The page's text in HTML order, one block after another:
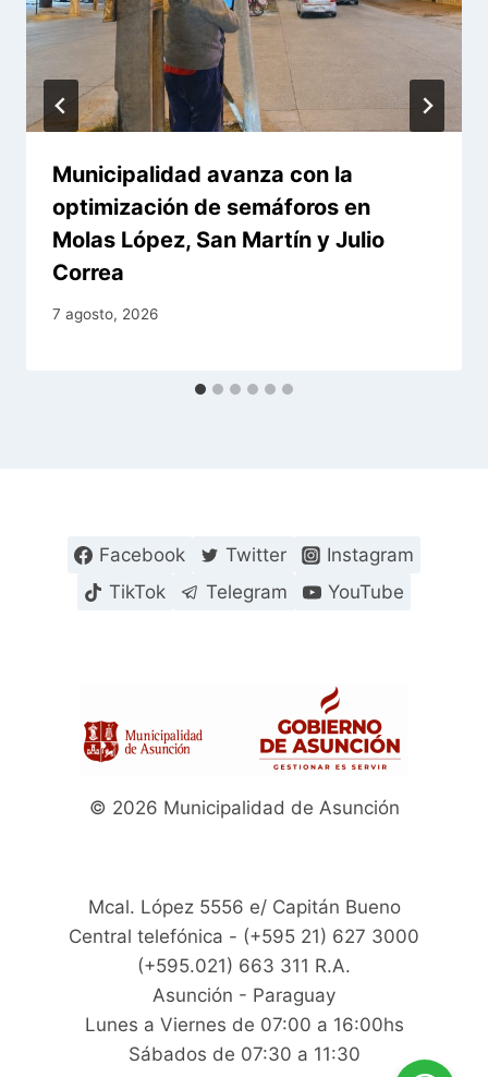
Municipalidad avanza con la
optimización de semáforos en
Molas López, San Martín y Julio
Correa
7 agosto, 2026
Facebook Twitter
Instagram
TikTok
Telegram YouTube
© 2026 Municipalidad de Asunción
Mcal. López 5556 e/ Capitán Bueno
Central telefónica - (+595 21) 627 3000
(+595.021) 663 311 R.A.
Asunción - Paraguay
Lunes a Viernes de 07:00 a 16:00hs
Sábados de 07:30 a 11:30